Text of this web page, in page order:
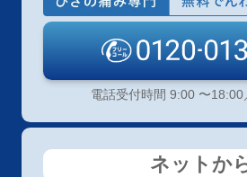
電話受付時間 9:00 〜18:00
ネットか